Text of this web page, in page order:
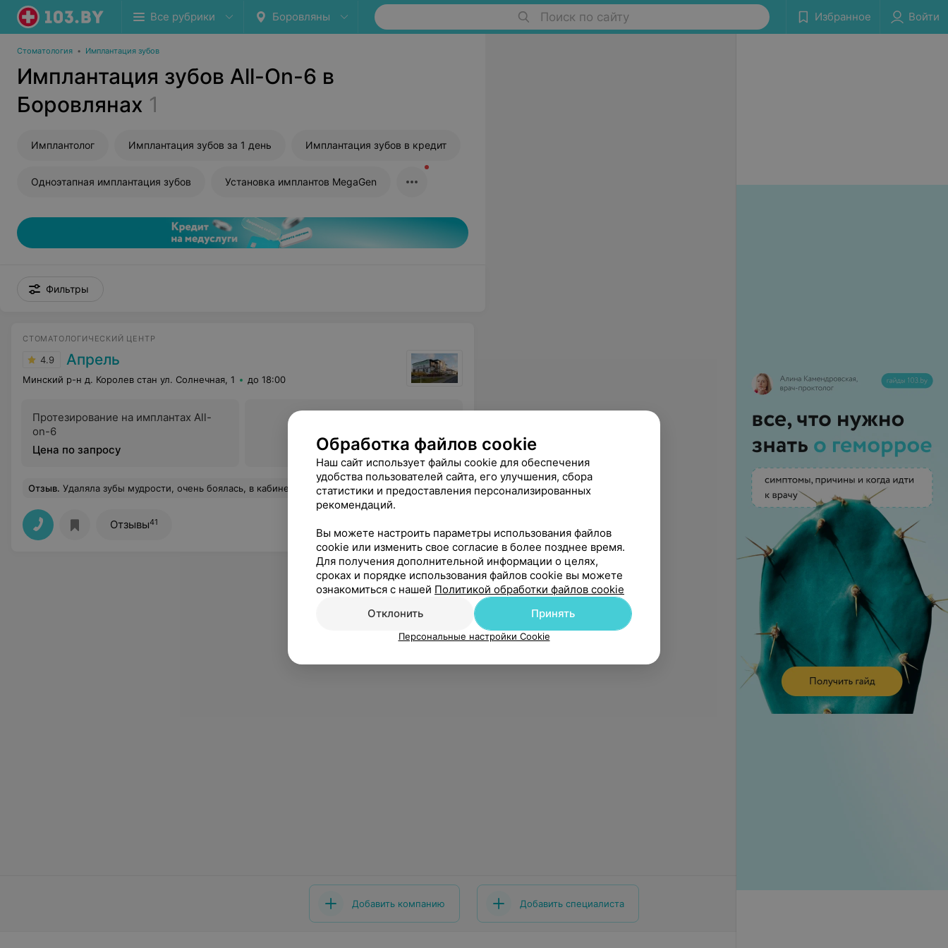
Все рубрики Боровляны Поиск по сайту Избранное Войти
Стоматология • Имплантация зубов
Имплантация зубов All-On-6 в
Боровлянах 1
Имплантолог Имплантация зубов за 1 день Имплантация зубов в кредит
Одноэтапная имплантация зубов Установка имплантов MegaGen
Фильтры
СТОМАТОЛОГИЧЕСКИЙ ЦЕНТР
4.9 Апрель
Минский р-н д. Королев стан ул. Солнечная, 1 до 18:00
Протезирование на имплантах All-
on-6
Цена по запросу
Отзыв. Удаляла зубы мудрости, очень боялась, в кабинет заходила уже со слезами, в кресле теряла сознание, но опытный врач Шохолевич Павел и медсестра к сожалению не знаю инициалы все сделали очень быстро и без боли. Вышла с кабинета с улыбкой муж очень удивился, хотя чуть ли не плакал вместе со мной. Рекомендую врача и клинику Теперь если что-то, то только туда Еще
Отзывы41
Добавить компанию Добавить специалиста
Обработка файлов cookie
Наш сайт использует файлы cookie для обеспечения
удобства пользователей сайта, его улучшения, сбора
статистики и предоставления персонализированных
рекомендаций.
Вы можете настроить параметры использования файлов
cookie или изменить свое согласие в более позднее время.
Для получения дополнительной информации о целях,
сроках и порядке использования файлов cookie вы можете
ознакомиться с нашей Политикой обработки файлов cookie
Отклонить
Принять
Персональные настройки Cookie